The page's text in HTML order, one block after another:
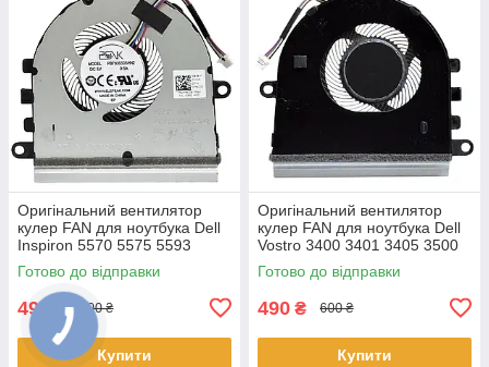
Оригінальний вентилятор
кулер FAN для ноутбука Dell
Inspiron 5570 5575 5593
3583 3584 3585 3593 3501
3502 3505 07MCD0 v.1
Готово до відправки
490 ₴ 600 ₴
Купити
Оригінальний вентилятор
кулер FAN для ноутбука Dell
Vostro 3400 3401 3405 3500
3501 (після 2020 року)
07MCD0 v.1
Готово до відправки
490 ₴ 600 ₴
Купити